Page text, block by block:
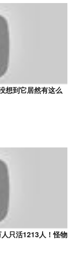
想到它居然有这么
只活1213人！怪物